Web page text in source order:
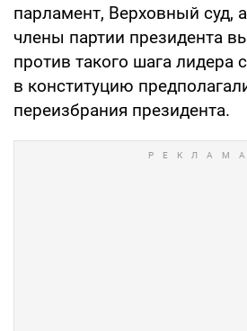
парламент, Верховный суд,
члены партии президента
против такого шага лидера
в конституцию
переизбрания президента.